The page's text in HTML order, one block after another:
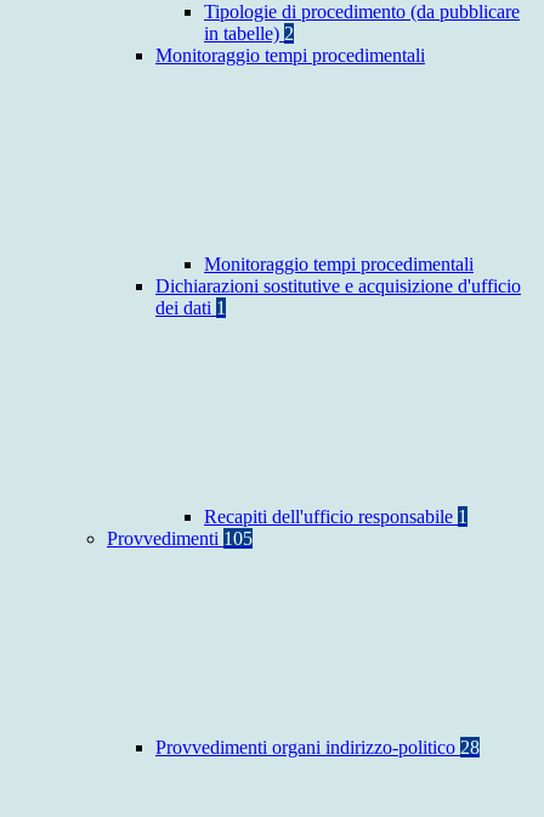
Tipologie di procedimento (da pubblicare
in tabelle) 2
Monitoraggio tempi procedimentali
Monitoraggio tempi procedimentali
Dichiarazioni sostitutive e acquisizione d'ufficio
dei dati 1
Recapiti dell'ufficio responsabile 1
Provvedimenti 105
Provvedimenti organi indirizzo-politico 28